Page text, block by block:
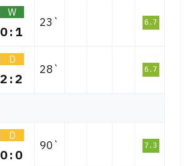
W
0:1
23` 6.7
D
2:2
28` 6.7
D
0:0
90` 7.3